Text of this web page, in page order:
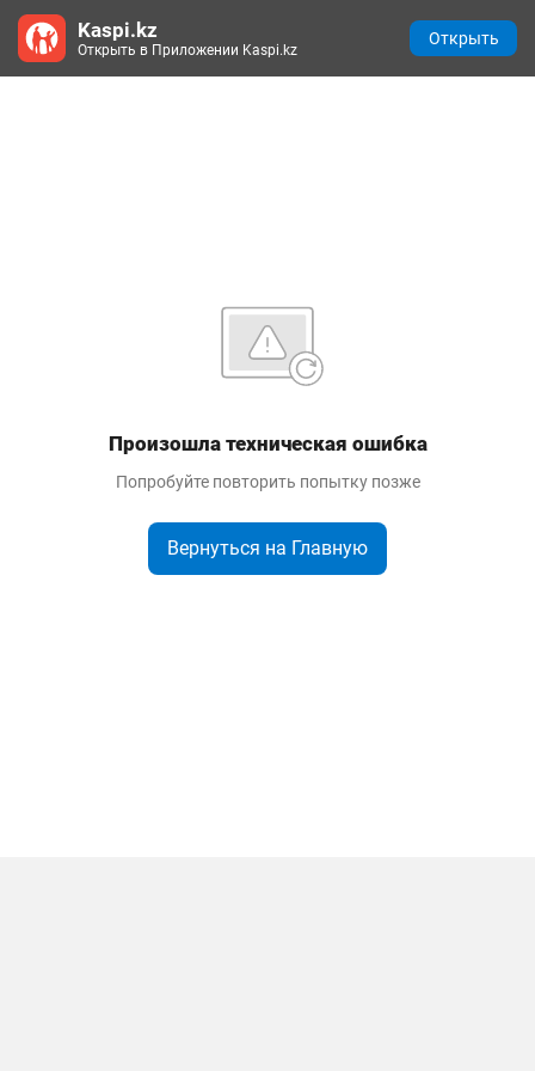
Произошла техническая ошибка
Попробуйте повторить попытку позже
Вернуться на Главную
Kaspi.kz
Открыть в Приложении Kaspi.kz
Открыть